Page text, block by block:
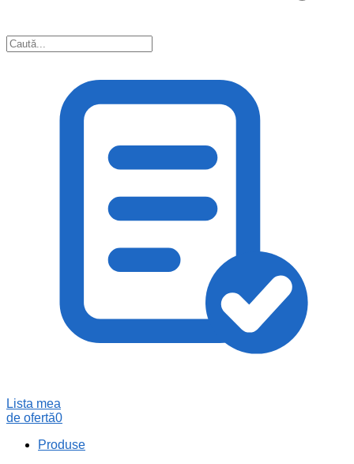
Lista mea
de ofertă0
Produse